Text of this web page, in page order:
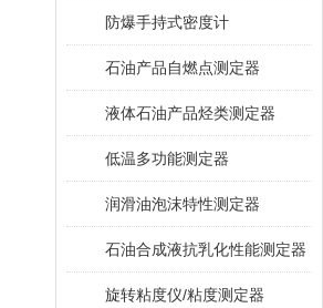
防爆手持式密度计
石油产品自燃点测定器
液体石油产品烃类测定器
低温多功能测定器
润滑油泡沫特性测定器
石油合成液抗乳化性能测定器
旋转粘度仪/粘度测定器